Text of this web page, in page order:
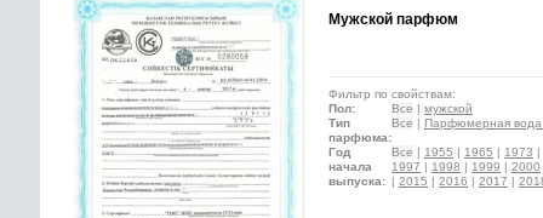
Мужской парфюм
Фильтр по свойствам:
Пол:
Все | мужской
Тип
парфюма:
Все | Парфюмерная вода
Год
начала
выпуска:
Все | 1955 | 1965 | 1973 |
1997 | 1998 | 1999 | 2000
| 2015 | 2016 | 2017 |